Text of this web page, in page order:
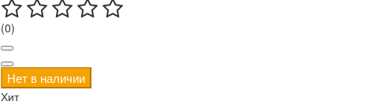
(0)
Нет в наличии
Хит